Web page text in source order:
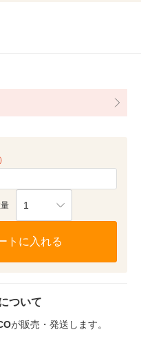
1
トに入れる
ついて
が販売・発送します。